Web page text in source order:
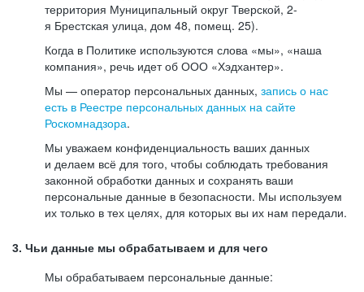
территория Муниципальный округ Тверской, 2-
я Брестская улица, дом 48, помещ. 25).
Когда в Политике используются слова «мы», «наша
компания», речь идет об ООО «Хэдхантер».
Мы — оператор персональных данных, запись о нас
есть в Реестре персональных данных на сайте
Роскомнадзора.
Мы уважаем конфиденциальность ваших данных
и делаем всё для того, чтобы соблюдать требования
законной обработки данных и сохранять ваши
персональные данные в безопасности. Мы используем
их только в тех целях, для которых вы их нам передали.
3. Чьи данные мы обрабатываем и для чего
Мы обрабатываем персональные данные: